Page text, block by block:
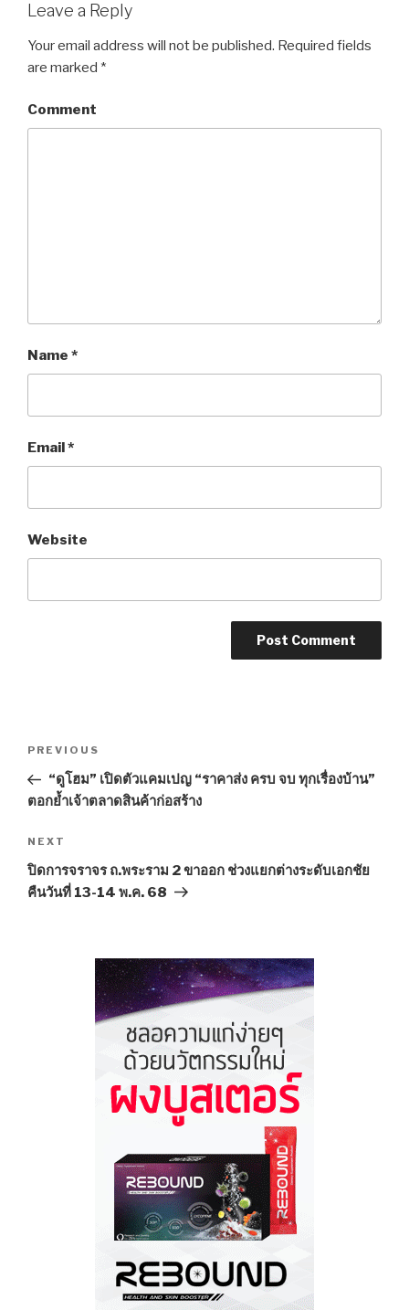
Leave a Reply
Your email address will not be published. Required fields
are marked *
Comment
Name *
Email*
Website
Post
navigation
Previous
Post
PREVIOUS
“ดูโฮม” เปิดตัวแคมเปญ “ราคาส่ง ครบ จบ ทุกเรื่องบ้าน”
ตอกย้ำเจ้าตลาดสินค้าก่อสร้าง
Next
Post
NEXT
ปิดการจราจร ถ.พระราม 2 ขาออก ช่วงแยกต่างระดับเอกชัย
คืนวันที่ 13-14 พ.ค. 68